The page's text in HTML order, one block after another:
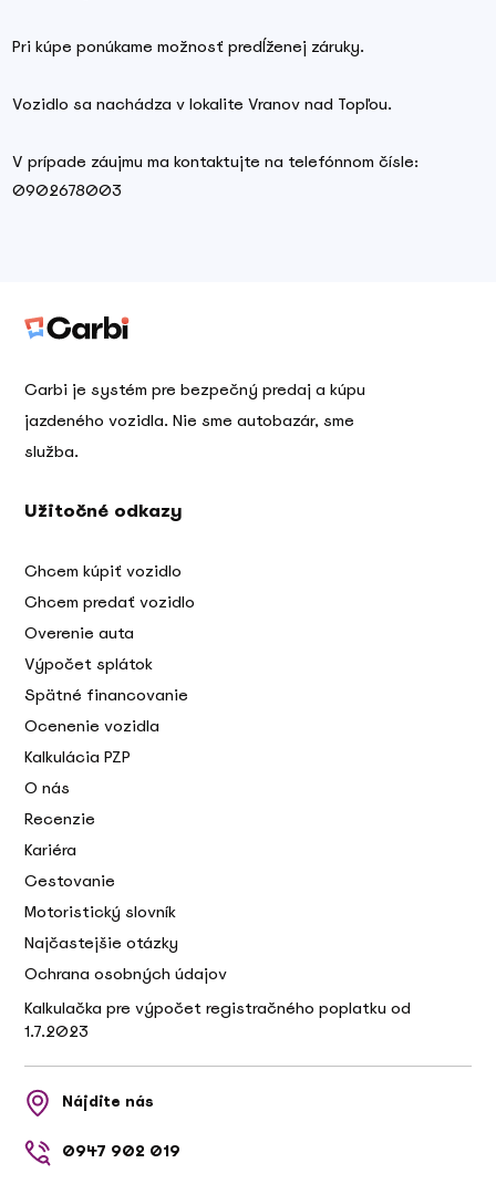
Pri kúpe ponúkame možnosť predĺženej záruky.
Vozidlo sa nachádza v lokalite Vranov nad Topľou.
V prípade záujmu ma kontaktujte na telefónnom čísle:
0902678003
Carbi je systém pre bezpečný predaj a kúpu
jazdeného vozidla. Nie sme autobazár, sme
služba.
Užitočné odkazy
Chcem kúpiť vozidlo
Chcem predať vozidlo
Overenie auta
Výpočet splátok
Spätné financovanie
Ocenenie vozidla
Kalkulácia PZP
O nás
Recenzie
Kariéra
Cestovanie
Motoristický slovník
Najčastejšie otázky
Ochrana osobných údajov
Kalkulačka pre výpočet registračného poplatku od
1.7.2023
Nájdite nás
0947 902 019